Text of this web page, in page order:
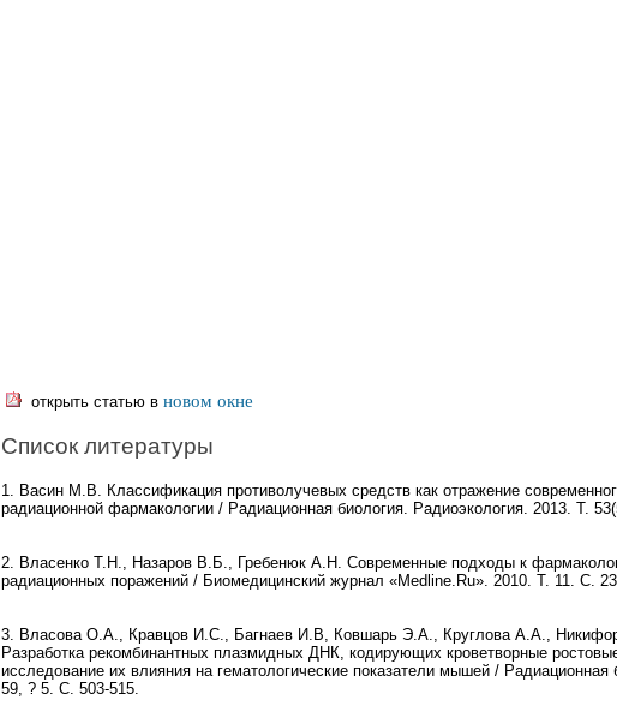
открыть статью в новом окне
Список литературы
1. Васин M.B. Классификация противолучевых средств как отражение
радиационной фармакологии / Радиационная биология. Радиоэкология. 2013. Т.
2. Власенко Т.Н., Назаров В.Б., Гребенюк А.Н. Современные подходы к
радиационных поражений / Биомедицинский журнал «Medline.Ru». 2010. Т. 11. С.
3. Власова О.А., Кравцов И.С., Багнаев И.В, Ковшарь Э.А., Круглова А.А.,
Разработка рекомбинантных плазмидных ДНК, кодирующих кроветворные
исследование их влияния на гематологические показатели мышей / Радиационная
59, ? 5. С. 503-515.